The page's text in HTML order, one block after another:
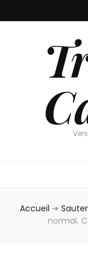
Accueil ➜
normal.